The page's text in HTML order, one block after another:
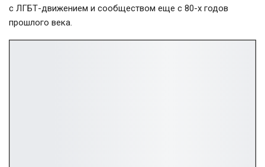
с ЛГБТ-движением и сообществом еще с 80-х годов
прошлого века.